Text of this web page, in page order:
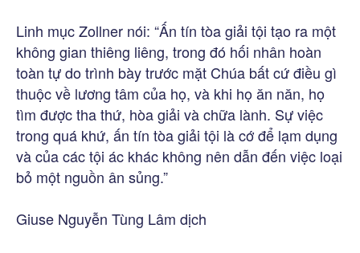
Linh mục Zollner nói: “Ấn tín tòa giải tội tạo ra một
không gian thiêng liêng, trong đó hối nhân hoàn
toàn tự do trình bày trước mặt Chúa bất cứ điều gì
thuộc về lương tâm của họ, và khi họ ăn năn, họ
tìm được tha thứ, hòa giải và chữa lành. Sự việc
trong quá khứ, ấn tín tòa giải tội là cớ để lạm dụng
và của các tội ác khác không nên dẫn đến việc loại
bỏ một nguồn ân sủng.”
Giuse Nguyễn Tùng Lâm dịch